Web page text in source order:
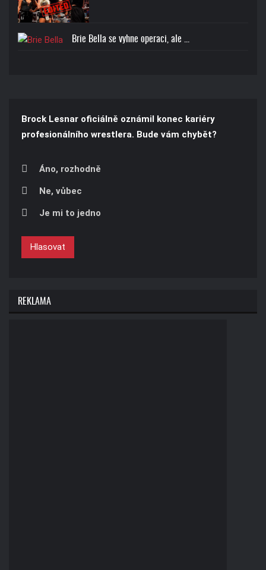
Brie Bella se vyhne operaci, ale ...
Brock Lesnar oficiálně oznámil konec kariéry
profesionálního wrestlera. Bude vám chybět?
Áno, rozhodně
Ne, vůbec
Je mi to jedno
Hlasovat
REKLAMA